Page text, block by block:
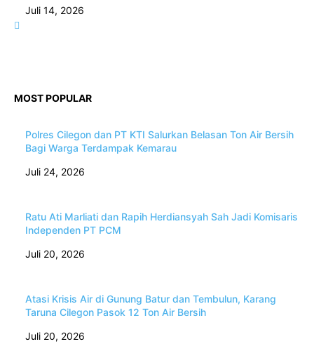
Juli 14, 2026
MOST POPULAR
Polres Cilegon dan PT KTI Salurkan Belasan Ton Air Bersih
Bagi Warga Terdampak Kemarau
Juli 24, 2026
Ratu Ati Marliati dan Rapih Herdiansyah Sah Jadi Komisaris
Independen PT PCM
Juli 20, 2026
Atasi Krisis Air di Gunung Batur dan Tembulun, Karang
Taruna Cilegon Pasok 12 Ton Air Bersih
Juli 20, 2026